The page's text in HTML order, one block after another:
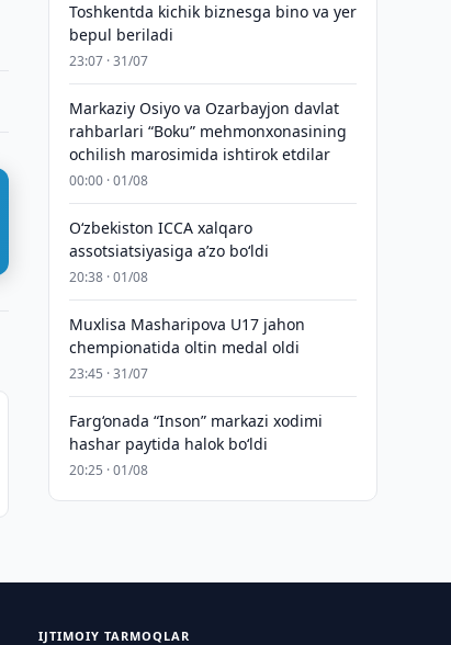
Toshkentda kichik biznesga bino va yer
bepul beriladi
23:07 · 31/07
Markaziy Osiyo va Ozarbayjon davlat
rahbarlari “Boku” mehmonxonasining
ochilish marosimida ishtirok etdilar
00:00 · 01/08
O‘zbekiston ICCA xalqaro
assotsiatsiyasiga aʼzo bo‘ldi
20:38 · 01/08
Muxlisa Masharipova U17 jahon
chempionatida oltin medal oldi
23:45 · 31/07
Farg‘onada “Inson” markazi xodimi
hashar paytida halok bo‘ldi
20:25 · 01/08
IJTIMOIY TARMOQLAR